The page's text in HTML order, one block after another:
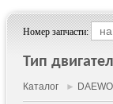
Номер запчасти:
Тип
Каталог ►